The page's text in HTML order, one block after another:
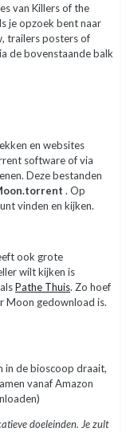
van Killers of the
je opzoek bent naar
trailers posters of
de bovenstaande balk
en websites
software of via
Deze bestanden
. Op
vinden en kijken.
ook grote
wilt kijken is
Pathe Thuis. Zo hoef
Moon gedownload is.
in de bioscoop draait,
vanaf Amazon
doeleinden. Je zult